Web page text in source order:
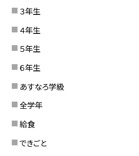
３年生
４年生
５年生
６年生
あすなろ学級
全学年
給食
できごと